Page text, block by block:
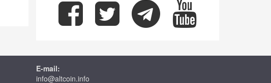
E-mail:
info@altcoin.info